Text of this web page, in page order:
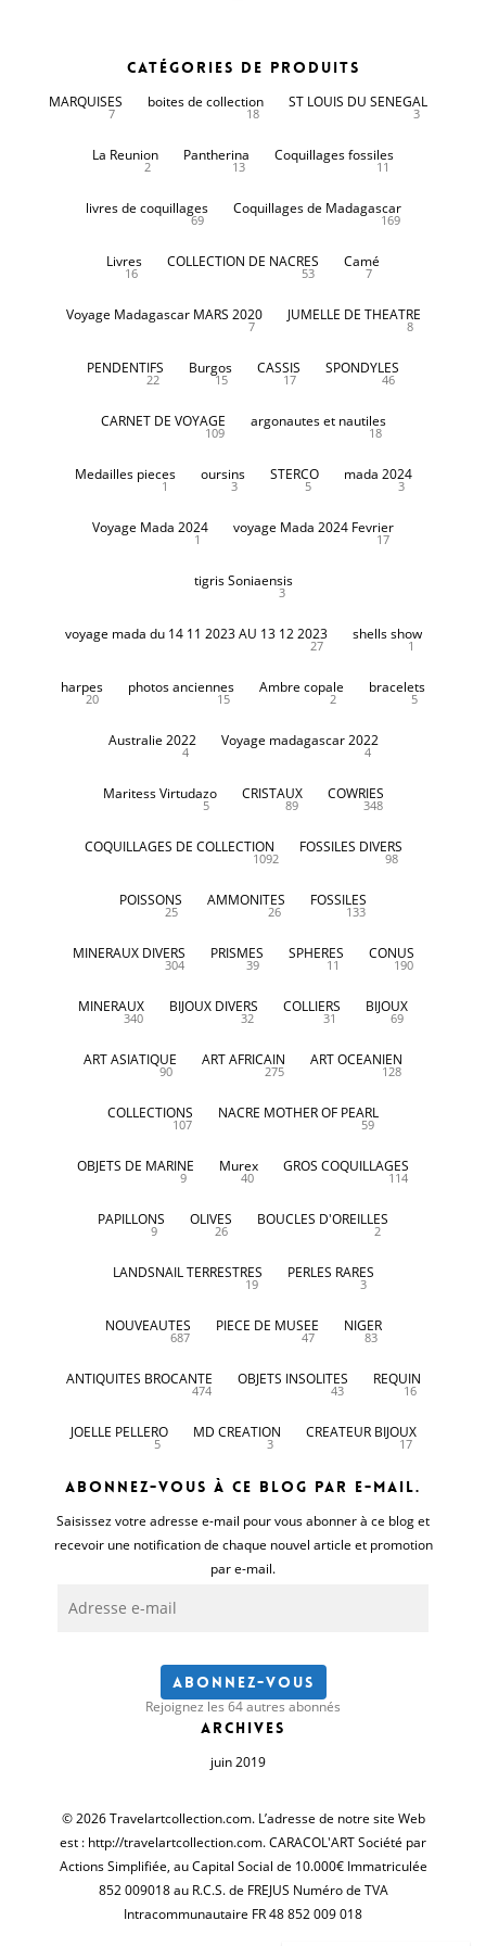
Catégories de produits
MARQUISES
7
boites de collection
18
ST LOUIS DU SENEGAL
3
La Reunion
2
Pantherina
13
Coquillages fossiles
11
livres de coquillages
69
Coquillages de Madagascar
169
Livres
16
COLLECTION DE NACRES
53
Camé
7
Voyage Madagascar MARS 2020
7
JUMELLE DE THEATRE
8
PENDENTIFS
22
Burgos
15
CASSIS
17
SPONDYLES
46
CARNET DE VOYAGE
109
argonautes et nautiles
18
Medailles pieces
1
oursins
3
STERCO
5
mada 2024
3
Voyage Mada 2024
1
voyage Mada 2024 Fevrier
17
tigris Soniaensis
3
voyage mada du 14 11 2023 AU 13 12 2023
27
shells show
1
harpes
20
photos anciennes
15
Ambre copale
2
bracelets
5
Australie 2022
4
Voyage madagascar 2022
4
Maritess Virtudazo
5
CRISTAUX
89
COWRIES
348
COQUILLAGES DE COLLECTION
1092
FOSSILES DIVERS
98
POISSONS
25
AMMONITES
26
FOSSILES
133
MINERAUX DIVERS
304
PRISMES
39
SPHERES
11
CONUS
190
MINERAUX
340
BIJOUX DIVERS
32
COLLIERS
31
BIJOUX
69
ART ASIATIQUE
90
ART AFRICAIN
275
ART OCEANIEN
128
COLLECTIONS
107
NACRE MOTHER OF PEARL
59
OBJETS DE MARINE
9
Murex
40
GROS COQUILLAGES
114
PAPILLONS
9
OLIVES
26
BOUCLES D'OREILLES
2
LANDSNAIL TERRESTRES
19
PERLES RARES
3
NOUVEAUTES
687
PIECE DE MUSEE
47
NIGER
83
ANTIQUITES BROCANTE
474
OBJETS INSOLITES
43
REQUIN
16
JOELLE PELLERO
5
MD CREATION
3
CREATEUR BIJOUX
17
Abonnez-vous à ce blog par e-mail.
Saisissez votre adresse e-mail pour vous abonner à ce blog et
recevoir une notification de chaque nouvel article et promotion
par e-mail.
e-
Abonnez-vous
Rejoignez les 64 autres abonnés
Archives
juin 2019
© 2026 Travelartcollection.com. L’adresse de notre site Web
est : http://travelartcollection.com. CARACOL'ART Société par
Actions Simplifiée, au Capital Social de 10.000€ Immatriculée
852 009018 au R.C.S. de FREJUS Numéro de TVA
Intracommunautaire FR 48 852 009 018